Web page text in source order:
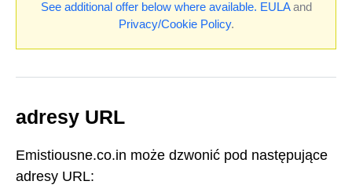
See additional offer below where available. EULAand
Privacy/Cookie Policy.
adresy URL
Emistiousne.co.in może dzwonić pod następujące
adresy URL: